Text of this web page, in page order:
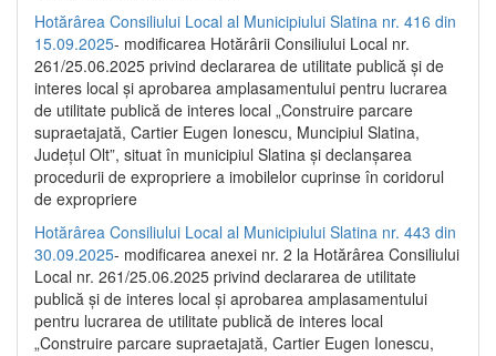
Hotărârea Consiliului Local al Municipiului Slatina nr. 416 din
15.09.2025- modificarea Hotărârii Consiliului Local nr.
261/25.06.2025 privind declararea de utilitate publică și de
interes local și aprobarea amplasamentului pentru lucrarea
de utilitate publică de interes local „Construire parcare
supraetajată, Cartier Eugen Ionescu, Muncipiul Slatina,
Județul Olt”, situat în municipiul Slatina și declanșarea
procedurii de expropriere a imobilelor cuprinse în coridorul
de expropriere
Hotărârea Consiliului Local al Municipiului Slatina nr. 443 din
30.09.2025- modificarea anexei nr. 2 la Hotărârea Consiliului
Local nr. 261/25.06.2025 privind declararea de utilitate
publică şi de interes local şi aprobarea amplasamentului
pentru lucrarea de utilitate publică de interes local
„Construire parcare supraetajată, Cartier Eugen Ionescu,